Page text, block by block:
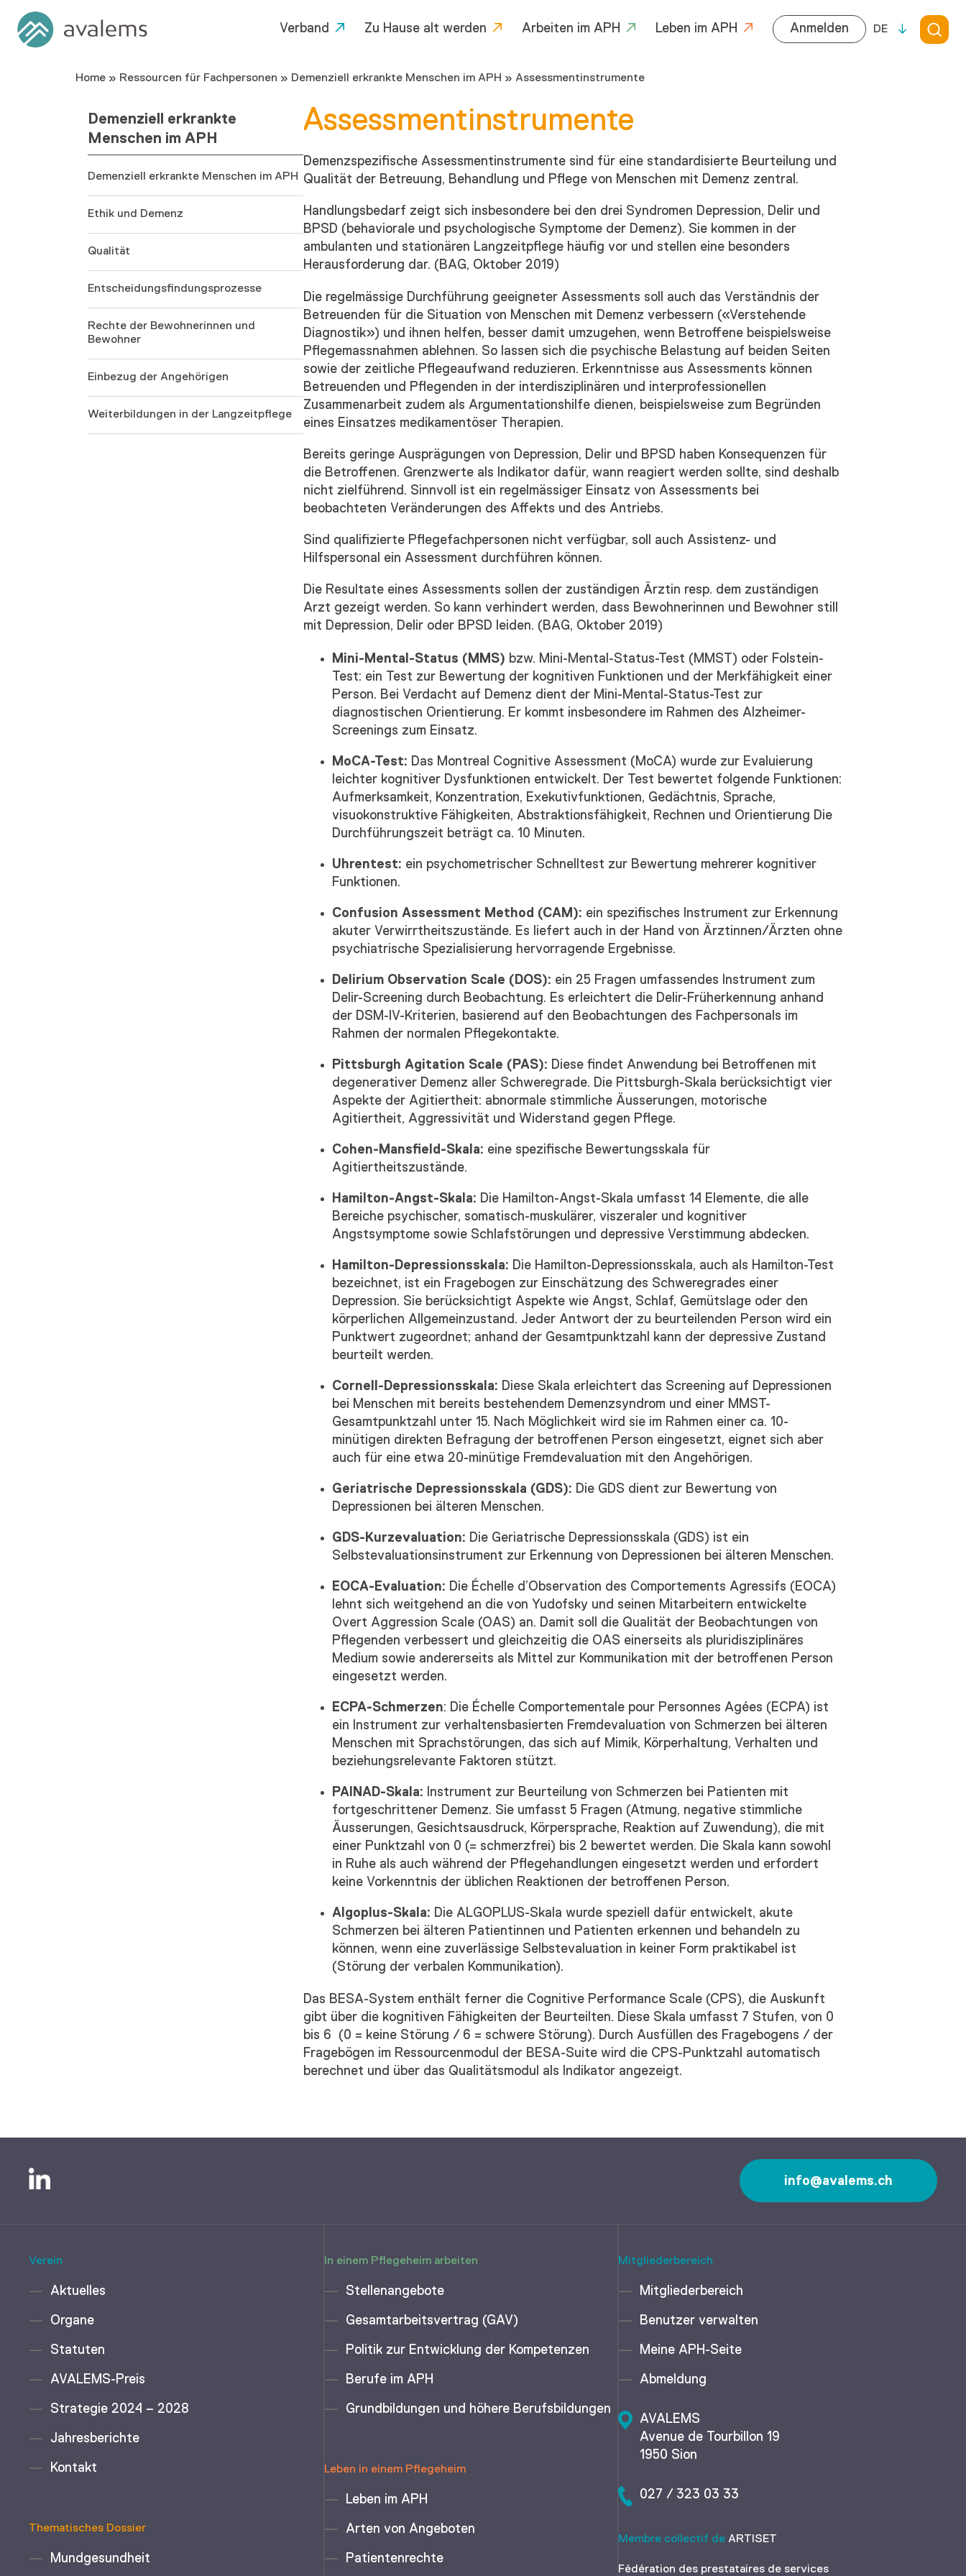
Verband Zu Hause alt werden Arbeiten im APH Leben im APH Anmelden DE
Home» Ressourcen für Fachpersonen » Demenziell erkrankte Menschen im APH » Assessmentinstrumente
Demenziell erkrankte
Menschen im APH
Demenziell erkrankte Menschen im APH
Ethik und Demenz
Qualität
Entscheidungsfindungsprozesse
Rechte der Bewohnerinnen und
Bewohner
Einbezug der Angehörigen
Weiterbildungen in der Langzeitpflege
Assessmentinstrumente
Demenzspezifische Assessmentinstrumente sind für eine standardisierte Beurteilung und
Qualität der Betreuung, Behandlung und Pflege von Menschen mit Demenz zentral.
Handlungsbedarf zeigt sich insbesondere bei den drei Syndromen Depression, Delir und
BPSD (behaviorale und psychologische Symptome der Demenz). Sie kommen in der
ambulanten und stationären Langzeitpflege häufig vor und stellen eine besonders
Herausforderung dar. (BAG, Oktober 2019)
Die regelmässige Durchführung geeigneter Assessments soll auch das Verständnis der
Betreuenden für die Situation von Menschen mit Demenz verbessern («Verstehende
Diagnostik») und ihnen helfen, besser damit umzugehen, wenn Betroffene beispielsweise
Pflegemassnahmen ablehnen. So lassen sich die psychische Belastung auf beiden Seiten
sowie der zeitliche Pflegeaufwand reduzieren. Erkenntnisse aus Assessments können
Betreuenden und Pflegenden in der interdisziplinären und interprofessionellen
Zusammenarbeit zudem als Argumentationshilfe dienen, beispielsweise zum Begründen
eines Einsatzes medikamentöser Therapien.
Bereits geringe Ausprägungen von Depression, Delir und BPSD haben Konsequenzen für
die Betroffenen. Grenzwerte als Indikator dafür, wann reagiert werden sollte, sind deshalb
nicht zielführend. Sinnvoll ist ein regelmässiger Einsatz von Assessments bei
beobachteten Veränderungen des Affekts und des Antriebs.
Sind qualifizierte Pflegefachpersonen nicht verfügbar, soll auch Assistenz- und
Hilfspersonal ein Assessment durchführen können.
Die Resultate eines Assessments sollen der zuständigen Ärztin resp. dem zuständigen
Arzt gezeigt werden. So kann verhindert werden, dass Bewohnerinnen und Bewohner still
mit Depression, Delir oder BPSD leiden. (BAG, Oktober 2019)
Mini-Mental-Status (MMS) bzw. Mini-Mental-Status-Test (MMST) oder Folstein-
Test: ein Test zur Bewertung der kognitiven Funktionen und der Merkfähigkeit einer
Person. Bei Verdacht auf Demenz dient der Mini-Mental-Status-Test zur
diagnostischen Orientierung. Er kommt insbesondere im Rahmen des Alzheimer-
Screenings zum Einsatz.
MoCA-Test: Das Montreal Cognitive Assessment (MoCA) wurde zur Evaluierung
leichter kognitiver Dysfunktionen entwickelt. Der Test bewertet folgende Funktionen:
Aufmerksamkeit, Konzentration, Exekutivfunktionen, Gedächtnis, Sprache,
visuokonstruktive Fähigkeiten, Abstraktionsfähigkeit, Rechnen und Orientierung Die
Durchführungszeit beträgt ca. 10 Minuten.
Uhrentest: ein psychometrischer Schnelltest zur Bewertung mehrerer kognitiver
Funktionen.
Confusion Assessment Method (CAM): ein spezifisches Instrument zur Erkennung
akuter Verwirrtheitszustände. Es liefert auch in der Hand von Ärztinnen/Ärzten ohne
psychiatrische Spezialisierung hervorragende Ergebnisse.
Delirium Observation Scale (DOS): ein 25 Fragen umfassendes Instrument zum
Delir-Screening durch Beobachtung. Es erleichtert die Delir-Früherkennung anhand
der DSM-IV-Kriterien, basierend auf den Beobachtungen des Fachpersonals im
Rahmen der normalen Pflegekontakte.
Pittsburgh Agitation Scale (PAS): Diese findet Anwendung bei Betroffenen mit
degenerativer Demenz aller Schweregrade. Die Pittsburgh-Skala berücksichtigt vier
Aspekte der Agitiertheit: abnormale stimmliche Äusserungen, motorische
Agitiertheit, Aggressivität und Widerstand gegen Pflege.
Cohen-Mansfield-Skala: eine spezifische Bewertungsskala für
Agitiertheitszustände.
Hamilton-Angst-Skala: Die Hamilton-Angst-Skala umfasst 14 Elemente, die alle
Bereiche psychischer, somatisch-muskulärer, viszeraler und kognitiver
Angstsymptome sowie Schlafstörungen und depressive Verstimmung abdecken.
Hamilton-Depressionsskala: Die Hamilton-Depressionsskala, auch als Hamilton-Test
bezeichnet, ist ein Fragebogen zur Einschätzung des Schweregrades einer
Depression. Sie berücksichtigt Aspekte wie Angst, Schlaf, Gemütslage oder den
körperlichen Allgemeinzustand. Jeder Antwort der zu beurteilenden Person wird ein
Punktwert zugeordnet; anhand der Gesamtpunktzahl kann der depressive Zustand
beurteilt werden.
Cornell-Depressionsskala: Diese Skala erleichtert das Screening auf Depressionen
bei Menschen mit bereits bestehendem Demenzsyndrom und einer MMST-
Gesamtpunktzahl unter 15. Nach Möglichkeit wird sie im Rahmen einer ca. 10-
minütigen direkten Befragung der betroffenen Person eingesetzt, eignet sich aber
auch für eine etwa 20-minütige Fremdevaluation mit den Angehörigen.
Geriatrische Depressionsskala (GDS): Die GDS dient zur Bewertung von
Depressionen bei älteren Menschen.
GDS-Kurzevaluation: Die Geriatrische Depressionsskala (GDS) ist ein
Selbstevaluationsinstrument zur Erkennung von Depressionen bei älteren Menschen.
EOCA-Evaluation: Die Échelle d’Observation des Comportements Agressifs (EOCA)
lehnt sich weitgehend an die von Yudofsky und seinen Mitarbeitern entwickelte
Overt Aggression Scale (OAS) an. Damit soll die Qualität der Beobachtungen von
Pflegenden verbessert und gleichzeitig die OAS einerseits als pluridisziplinäres
Medium sowie andererseits als Mittel zur Kommunikation mit der betroffenen Person
eingesetzt werden.
ECPA-Schmerzen: Die Échelle Comportementale pour Personnes Agées (ECPA) ist
ein Instrument zur verhaltensbasierten Fremdevaluation von Schmerzen bei älteren
Menschen mit Sprachstörungen, das sich auf Mimik, Körperhaltung, Verhalten und
beziehungsrelevante Faktoren stützt.
PAINAD-Skala: Instrument zur Beurteilung von Schmerzen bei Patienten mit
fortgeschrittener Demenz. Sie umfasst 5 Fragen (Atmung, negative stimmliche
Äusserungen, Gesichtsausdruck, Körpersprache, Reaktion auf Zuwendung), die mit
einer Punktzahl von 0 (= schmerzfrei) bis 2 bewertet werden. Die Skala kann sowohl
in Ruhe als auch während der Pflegehandlungen eingesetzt werden und erfordert
keine Vorkenntnis der üblichen Reaktionen der betroffenen Person.
Algoplus-Skala: Die ALGOPLUS-Skala wurde speziell dafür entwickelt, akute
Schmerzen bei älteren Patientinnen und Patienten erkennen und behandeln zu
können, wenn eine zuverlässige Selbstevaluation in keiner Form praktikabel ist
(Störung der verbalen Kommunikation).
Das BESA-System enthält ferner die Cognitive Performance Scale (CPS), die Auskunft
gibt über die kognitiven Fähigkeiten der Beurteilten. Diese Skala umfasst 7 Stufen, von 0
bis 6 (0 = keine Störung / 6 = schwere Störung). Durch Ausfüllen des Fragebogens / der
Fragebögen im Ressourcenmodul der BESA-Suite wird die CPS-Punktzahl automatisch
berechnet und über das Qualitätsmodul als Indikator angezeigt.
info@avalems.ch
Verein
Aktuelles
Organe
Statuten
AVALEMS-Preis
Strategie 2024 – 2028
Jahresberichte
Kontakt
Thematisches Dossier
Mundgesundheit
In einem Pflegeheim arbeiten
Stellenangebote
Gesamtarbeitsvertrag (GAV)
Politik zur Entwicklung der Kompetenzen
Berufe im APH
Grundbildungen und höhere Berufsbildungen
Leben in einem Pflegeheim
Leben im APH
Arten von Angeboten
Patientenrechte
Mitgliederbereich
Mitgliederbereich
Benutzer verwalten
Meine APH-Seite
Abmeldung
AVALEMS
Avenue de Tourbillon 19
1950 Sion
027 / 323 03 33
Membre collectif de ARTISET
Fédération des prestataires de services